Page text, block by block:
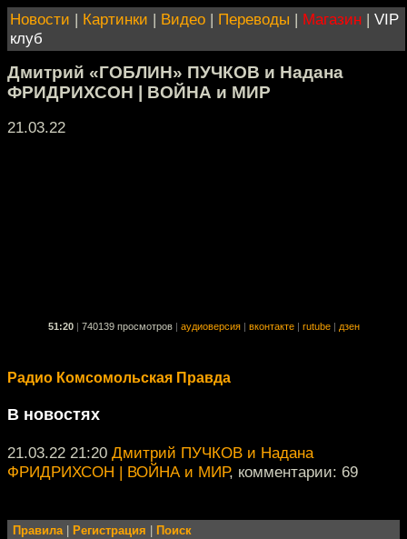
Новости | Картинки | Видео | Переводы | Магазин | VIP
клуб
Дмитрий «ГОБЛИН» ПУЧКОВ и Надана
ФРИДРИХСОН | ВОЙНА и МИР
21.03.22
51:20 740139 просмотров аудиоверсия вконтакте rutube дзен
Радио Комсомольская Правда
В новостях
21.03.22 21:20 Дмитрий ПУЧКОВ и Надана
ФРИДРИХСОН | ВОЙНА и МИР, комментарии: 69
Правила| Регистрация Поиск